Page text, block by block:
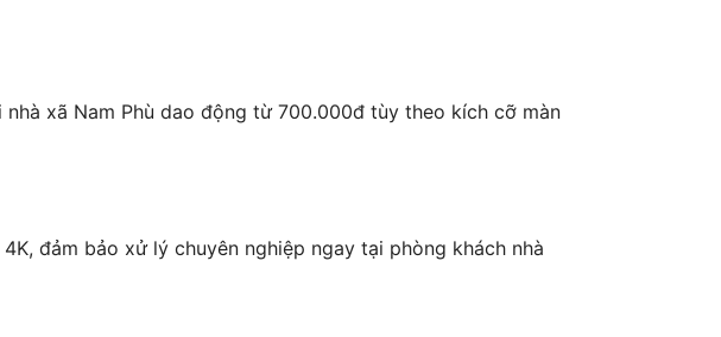
xã Nam Phù dao động từ 700.000đ tùy theo kích cỡ màn
đảm bảo xử lý chuyên nghiệp ngay tại phòng khách nhà